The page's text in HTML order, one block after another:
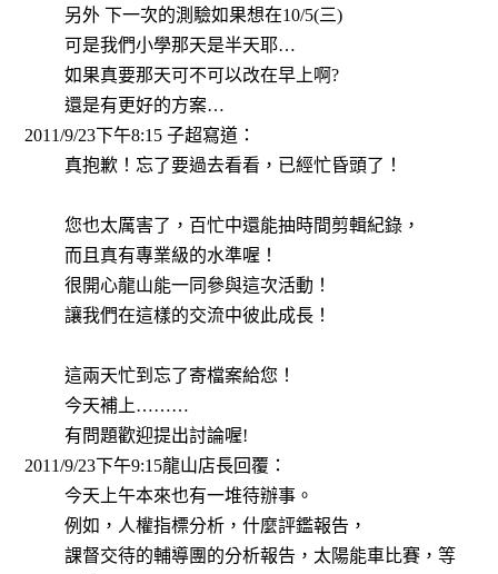
另外 下一次的測驗如果想在10/5(三)
可是我們小學那天是半天耶…
如果真要那天可不可以改在早上啊?
還是有更好的方案…
2011/9/23下午8:15子超寫道：
真抱歉！忘了要過去看看，已經忙昏頭了！
您也太厲害了，百忙中還能抽時間剪輯紀錄，
而且真有專業級的水準喔！
很開心龍山能一同參與這次活動！
讓我們在這樣的交流中彼此成長！
這兩天忙到忘了寄檔案給您！
今天補上………
有問題歡迎提出討論喔!
2011/9/23下午9:15龍山店長回覆：
今天上午本來也有一堆待辦事。
例如，人權指標分析，什麼評鑑報告，
課督交待的輔導團的分析報告，太陽能車比賽，等